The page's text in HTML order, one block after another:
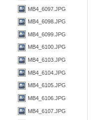
MB4_6097.JPG
MB4_6098.JPG
MB4_6099.JPG
MB4_6100.JPG
MB4_6103.JPG
MB4_6104.JPG
MB4_6105.JPG
MB4_6106.JPG
MB4_6107.JPG